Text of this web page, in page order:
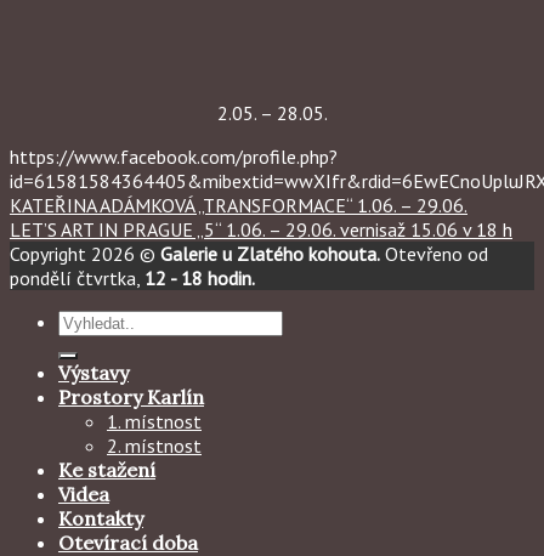
2.05. – 28.05.
https://www.facebook.com/profile.php?
KATEŘINA ADÁMKOVÁ „TRANSFORMACE“ 1.06. – 29.06.
LET’S ART IN PRAGUE „5“ 1.06. – 29.06. vernisaž 15.06 v 18 h
Copyright 2026 © Galerie u Zlatého kohouta. Otevřeno od
pondělí čtvrtka, 12 - 18 hodin.
Hledat:
Výstavy
Prostory Karlín
1. místnost
2. místnost
Ke stažení
Videa
Kontakty
Otevírací doba